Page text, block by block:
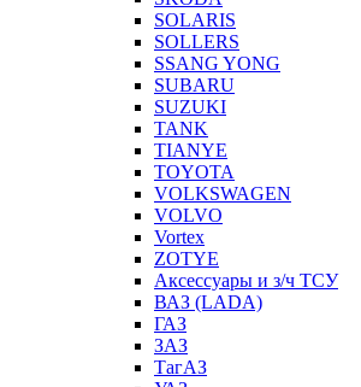
SOLARIS
SOLLERS
SSANG YONG
SUBARU
SUZUKI
TANK
TIANYE
TOYOTA
VOLKSWAGEN
VOLVO
Vortex
ZOTYE
Аксессуары и з/ч ТСУ
ВАЗ (LADA)
ГАЗ
ЗАЗ
ТагАЗ